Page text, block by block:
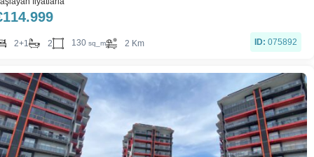
114.999
2+1 2 130 sq_m 2 Km ID: 075892